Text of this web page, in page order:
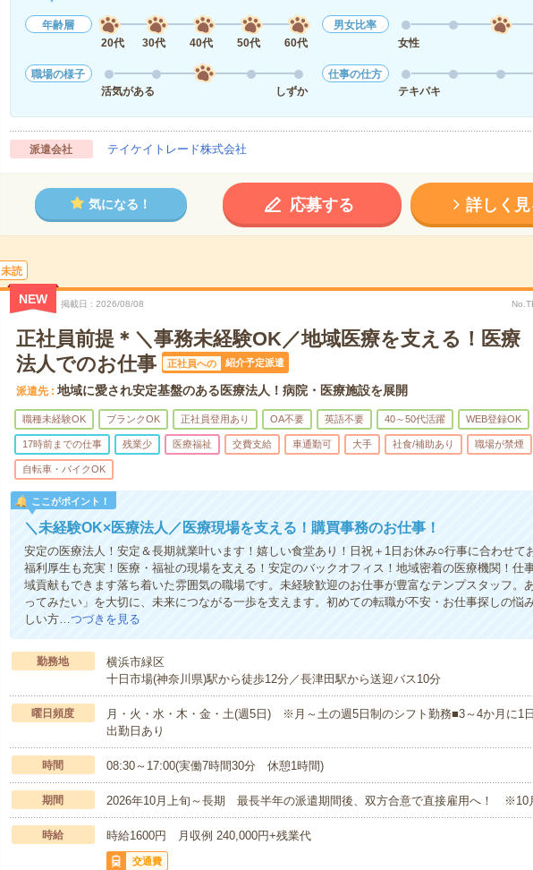
年齢層
20代
30代 40代 50代 60代
男女比率
女性
職場の様子
活気がある
しずか
仕事の仕方
テキパキ
派遣会社 テイケイトレード株式会社
気になる！ 応募する 詳しく見
未読
NEW 掲載日 2026/08/08
正社員前提＊＼事務未経験OK／地域医療を支える！医療
法人でのお仕事
正社員への 紹介予定派遣
派遣先 地域に愛され安定基盤のある医療法人！病院・医療施設を展開
職種未経験OK ブランクOK 正社員登用あり OA不要 英語不要 40～50代活躍 WEB登録OK
17時前までの仕事 残業少 医療福祉 交費支給 車通勤可 大手 社食/補助あり 職場が禁煙
自転車・バイクOK
ここがポイント！
＼未経験OK×医療法人／医療現場を支える！購買事務のお仕事！
安定の医療法人！安定＆長期就業叶います！嬉しい食堂あり！日祝＋1日お休み○行事に合わせて
福利厚生も充実！医療・福祉の現場を支える！安定のバックオフィス！地域密着の医療機関！仕
域貢献もできます落ち着いた雰囲気の職場です。未経験歓迎のお仕事が豊富なテンプスタッフ。
ってみたい」を大切に、未来につながる一歩を支えます。初めての転職が不安・お仕事探しの悩
しい方…つづきを見る
勤務地
横浜市緑区
十日市場(神奈川県)駅から徒歩12分／長津田駅から送迎バス10分
曜日頻度
月・火・水・木・金・土(週5日) ※月～土の週5日制のシフト勤務■3～4か月に1
出勤日あり
時間 08:30～17:00(実働7時間30分 休憩1時間)
期間 2026年10月上旬～長期 最長半年の派遣期間後、双方合意で直接雇用へ！ ※10
時給 時給1600円 月収例 240,000円+残業代
交通費